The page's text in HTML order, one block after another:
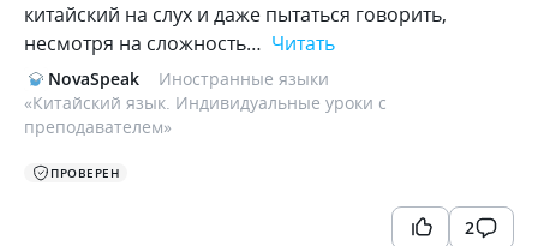
китайский на слух и даже пытаться говорить,
несмотря на сложность… Читать
NovaSpeak
Иностранные языки
«Китайский язык. Индивидуальные уроки с
преподавателем»
ПРОВЕРЕН
2